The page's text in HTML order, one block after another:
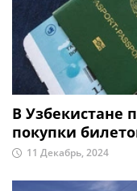
В Узбекистане
покупки
11 Декабрь, 2024